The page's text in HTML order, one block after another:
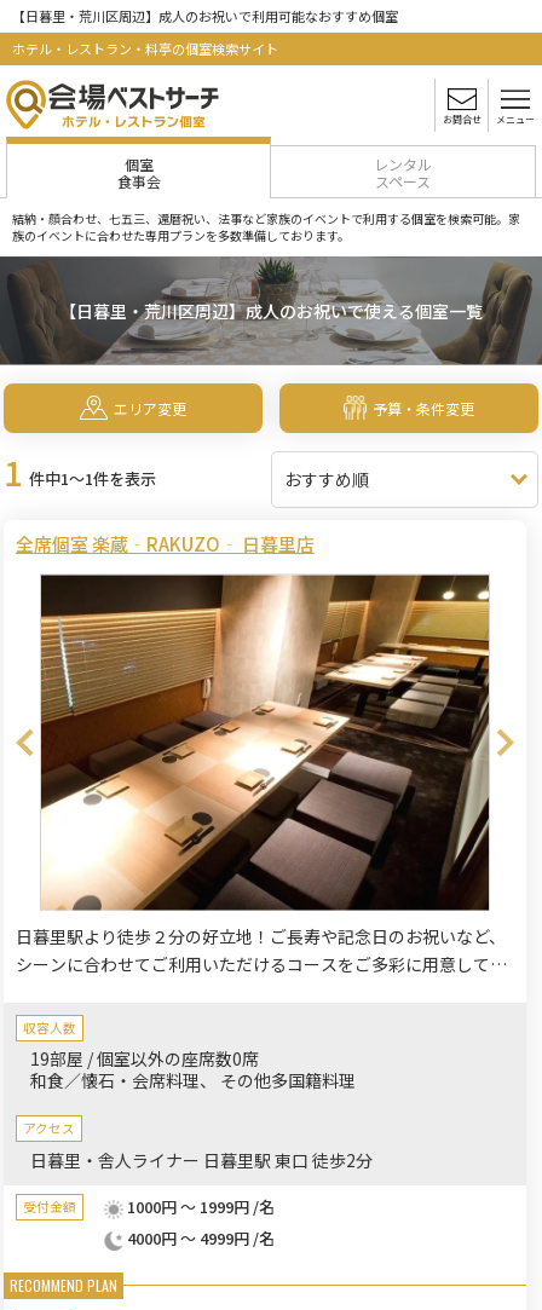
【日暮里・荒川区周辺】成人のお祝いで利用可能なおすすめ個室
ホテル・レストラン・料亭の個室検索サイト
お問合せ メニュー
個室
食事会
レンタル
スペース
結納・顔合わせ、七五三、還暦祝い、法事など家族のイベントで利用する個室を検索可能。家
族のイベントに合わせた専用プランを多数準備しております。
【日暮里・荒川区周辺】成人のお祝いで使える個室一覧
エリア変更 予算・条件変更
1 件中1～1件を表示
全席個室 楽蔵‐RAKUZO‐ 日暮里店
日暮里駅より徒歩２分の好立地！ご長寿や記念日のお祝いなど、
シーンに合わせてご利用いただけるコースをご多彩に用意してお
落ち着いたプライベートな個室空間で周りを気にすることなくご
ゆるりとお過ごしください。
収容人数
19部屋 / 個室以外の座席数0席
和食／懐石・会席料理
その他多国籍料理
アクセス
日暮里・舎人ライナー 日暮里駅 東口 徒歩2分
受付金額
1000円 ～ 1999円 /名
4000円 ～ 4999円 /名